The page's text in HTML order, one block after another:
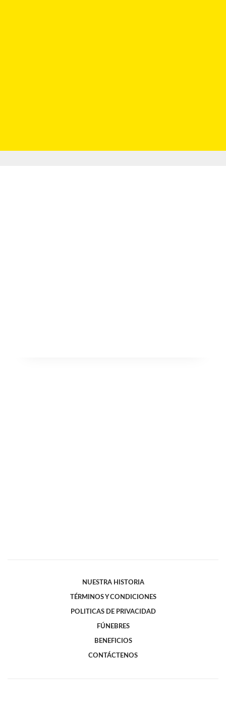
NUESTRA HISTORIA
TÉRMINOS Y CONDICIONES
POLITICAS DE PRIVACIDAD
FÚNEBRES
BENEFICIOS
CONTÁCTENOS